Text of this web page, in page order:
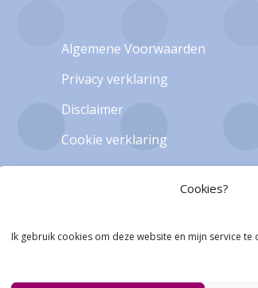
Cookies?
Ik gebruik cookies om deze website en mijn service te
Algemene Voorwaarden
Privacy verklaring
Disclaimer
Cookie verklaring